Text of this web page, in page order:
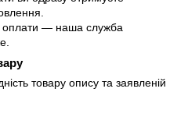
оплати — наша служба
товару опису та заявленій